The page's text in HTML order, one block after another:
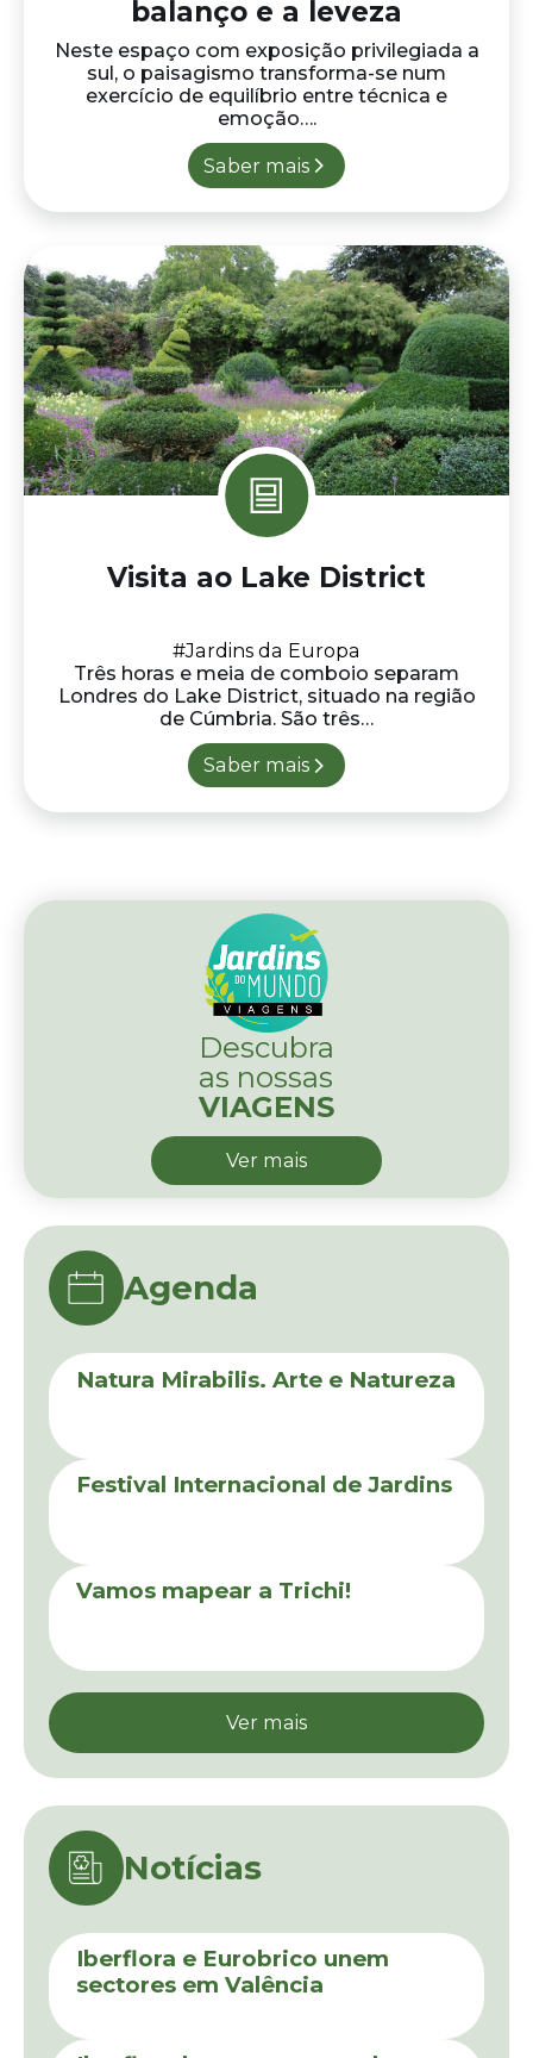
Visita ao Lake District
#Jardins da Europa
Três horas e meia de comboio separam
Londres do Lake District, situado na região
de Cúmbria. São três…
Saber mais
Descubra
as nossas
Ver mais
Agenda
Natura Mirabilis. Arte e Natureza
18 de Novembro de 2025 a 20 de
Outubro de 2026
Festival Internacional de Jardins
29 de Maio a 31 de Outubro de
2026
Vamos mapear a Trichi!
22 de Junho a 31 de Agosto de
2026
Notícias
Iberflora e Eurobrico unem
sectores em Valência
23 de Julho de 2026
Iberflora lança concurso de
paisagismo
16 de Julho de 2026
Vamos mapear a Trichi, a
campanha para monitorizar o
inseto que controla a invasão
das acácias